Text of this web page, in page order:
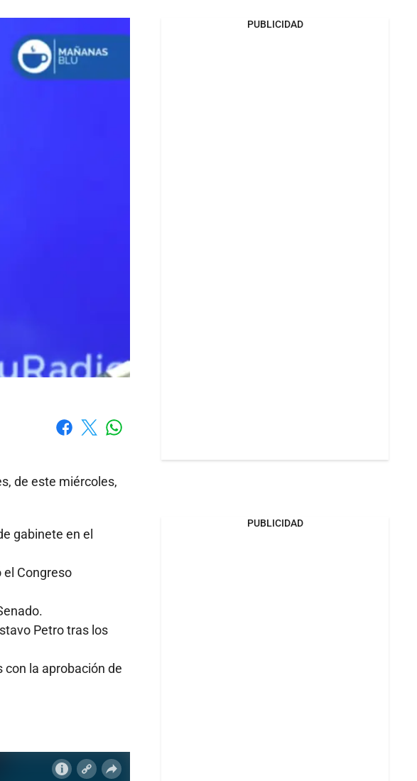
de este miércoles,
gabinete en el
el Congreso
Petro tras los
con la aprobación de
PUBLICIDAD
PUBLICIDAD